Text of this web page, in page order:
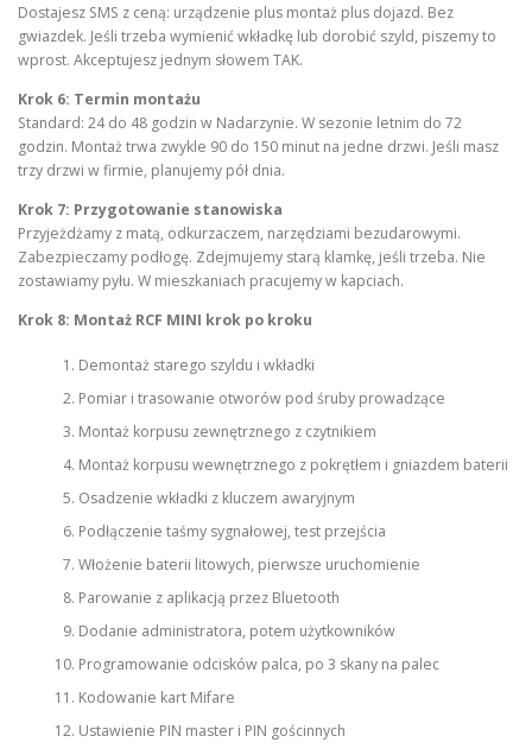
Dostajesz SMS z ceną: urządzenie plus montaż plus dojazd. Bez
gwiazdek. Jeśli trzeba wymienić wkładkę lub dorobić szyld, piszemy to
wprost. Akceptujesz jednym słowem TAK.
Krok 6: Termin montażu
Standard: 24 do 48 godzin w Nadarzynie. W sezonie letnim do 72
godzin. Montaż trwa zwykle 90 do 150 minut na jedne drzwi. Jeśli masz
trzy drzwi w firmie, planujemy pół dnia.
Krok 7: Przygotowanie stanowiska
Przyjeżdżamy z matą, odkurzaczem, narzędziami bezudarowymi.
Zabezpieczamy podłogę. Zdejmujemy starą klamkę, jeśli trzeba. Nie
zostawiamy pyłu. W mieszkaniach pracujemy w kapciach.
Krok 8: Montaż RCF MINI krok po kroku
Demontaż starego szyldu i wkładki
Pomiar i trasowanie otworów pod śruby prowadzące
Montaż korpusu zewnętrznego z czytnikiem
Montaż korpusu wewnętrznego z pokrętłem i gniazdem baterii
Osadzenie wkładki z kluczem awaryjnym
Podłączenie taśmy sygnałowej, test przejścia
Włożenie baterii litowych, pierwsze uruchomienie
Parowanie z aplikacją przez Bluetooth
Dodanie administratora, potem użytkowników
Programowanie odcisków palca, po 3 skany na palec
Kodowanie kart Mifare
Ustawienie PIN master i PIN gościnnych